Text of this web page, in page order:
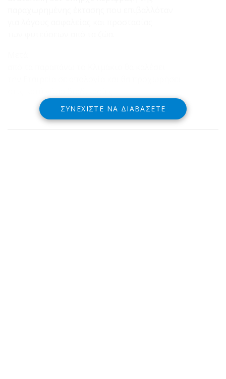
ΣΥΝΕΧΊΣΤΕ ΝΑ ΔΙΑΒΆΣΕΤΕ